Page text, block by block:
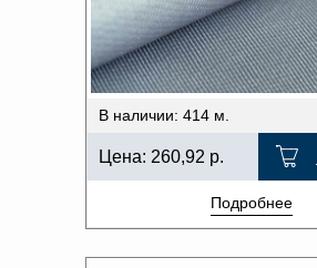
В наличии: 414 м.
Цена: 260,92 р.
Подробнее